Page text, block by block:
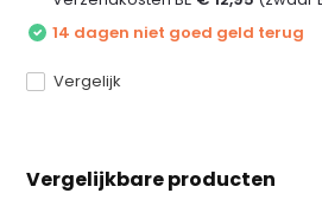
14 dagen niet goed geld terug
Vergelijk
Vergelijkbare producten